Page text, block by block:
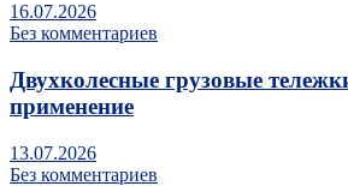
16.07.2026
Без комментариев
Двухколесные грузовые
применение
13.07.2026
Без комментариев